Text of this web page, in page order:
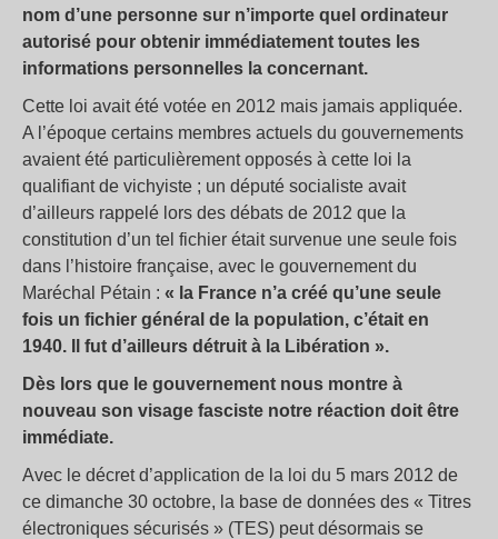
nom d’une personne sur n’importe quel ordinateur
autorisé pour obtenir immédiatement toutes les
informations personnelles la concernant.
Cette loi avait été votée en 2012 mais jamais appliquée.
A l’époque certains membres actuels du gouvernements
avaient été particulièrement opposés à cette loi la
qualifiant de vichyiste ; un député socialiste avait
d’ailleurs rappelé lors des débats de 2012 que la
constitution d’un tel fichier était survenue une seule fois
dans l’histoire française, avec le gouvernement du
Maréchal Pétain : « la France n’a créé qu’une seule
fois un fichier général de la population, c’était en
1940. Il fut d’ailleurs détruit à la Libération ».
Dès lors que le gouvernement nous montre à
nouveau son visage fasciste notre réaction doit être
immédiate.
Avec le décret d’application de la loi du 5 mars 2012 de
ce dimanche 30 octobre, la base de données des « Titres
électroniques sécurisés » (TES) peut désormais se